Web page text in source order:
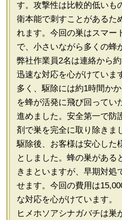
す。攻撃性は比較的低いも
衛本能で刺すことがあるた
れます。今回の巣はスマー
で、小さいながら多くの蜂
弊社作業員2名は連絡から約
迅速な対応を心がけていま
多く、駆除には約1時間か
を蜂が活発に飛び回ってい
進めました。安全第一で防
剤で巣を完全に取り除きま
駆除後、お客様は安心した
としました。蜂の巣がある
きまといますが、早期対処
せます。今回の費用は
な対応を心がけています。
ヒメホソアシナガバチは巣